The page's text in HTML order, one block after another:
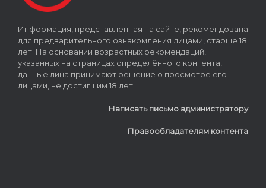
Информация, представленная на сайте, рекомендована
для предварительного ознакомления лицами, старше 18
лет. На основании возрастных рекомендаций,
указанных на страницах определённого контента,
данные лица принимают решение о просмотре его
лицами, не достигшим 18 лет.
Написать письмо администратору
Правообладателям контента